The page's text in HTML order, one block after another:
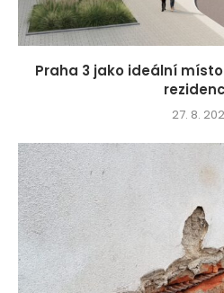
Praha 3 jako ideální
27. 8.